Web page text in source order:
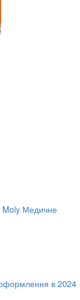
Moly Медичне
в 2024